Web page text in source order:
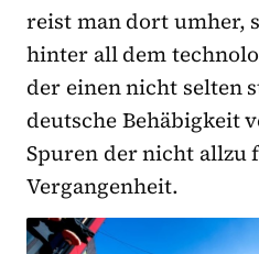
reist man dort umher,
hinter all dem
der einen nicht selten
deutsche Behäbigkeit
Spuren der nicht allzu
Vergangenheit.